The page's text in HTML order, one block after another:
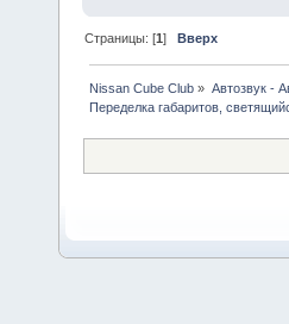
Страницы: [1]Вверх
Nissan Cube Club » Автозвук -
Переделка габаритов,